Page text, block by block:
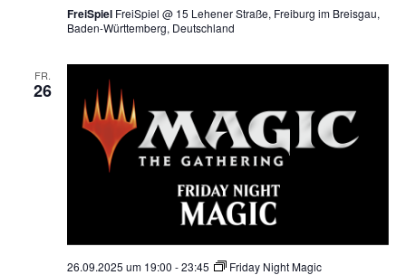
FreiSpiel FreiSpiel @ 15 Lehener Straße, Freiburg im Breisgau,
Baden-Württemberg, Deutschland
FR.
26
26.09.2025 um 19:00 -23:45 Friday Night Magic